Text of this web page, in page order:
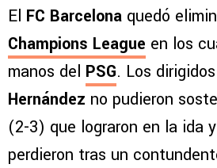
El FC Barcelona quedó
Champions League en los
manos del PSG. Los
Hernández no pudieron
(2-3) que lograron en la ida
perdieron tras un